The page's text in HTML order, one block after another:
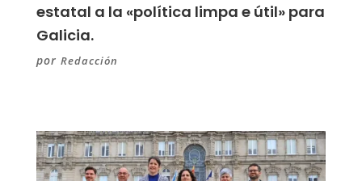
estatal a la «política limpa e útil» para
Galicia.
por Redacción